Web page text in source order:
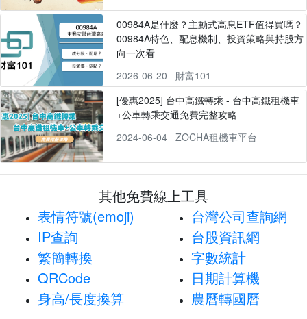
00984A是什麼？主動式高息ETF值得買嗎？
00984A特色、配息機制、投資策略與持股方
向一次看
2026-06-20
財富101
[優惠2025] 台中高鐵轉乘 - 台中高鐵租機車
+公車轉乘交通免費完整攻略
2024-06-04
ZOCHA租機車平台
其他免費線上工具
表情符號(emoji)
IP查詢
繁簡轉換
QRCode
身高/長度換算
台灣公司查詢網
台股資訊網
字數統計
日期計算機
農曆轉國曆